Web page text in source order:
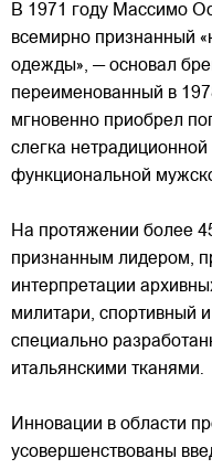
В 1971 году Массимо
всемирно признанный
одежды», — основал
переименованный в
мгновенно приобрел
слегка
функциональной
На протяжении более
признанным лидером,
интерпретации
милитари, спортивный
специально
итальянскими тканями.
Инновации в области
усовершенствованы